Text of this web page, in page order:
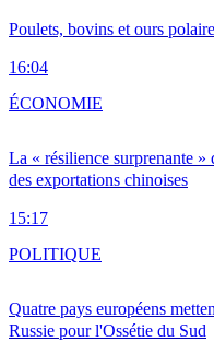
Poulets, bovins et ours
16:04
La « résilience surprenante
des exportations chinoises
15:17
ÉCONOMIE
Quatre pays européens
Russie pour l'Ossétie du Sud
POLITIQUE